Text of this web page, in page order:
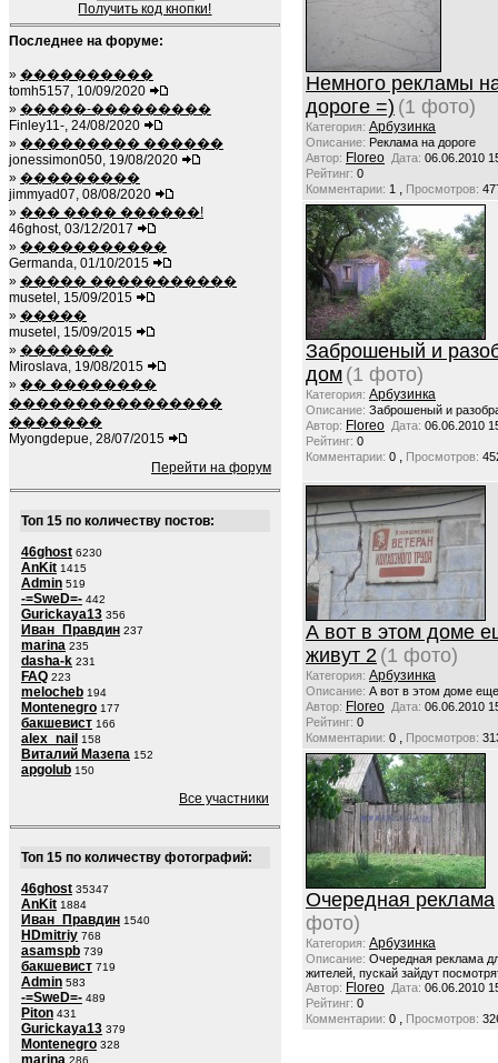
Получить код кнопки!
Последнее на форуме:
» ����������
tomh5157, 10/09/2020
» �����-���������
Finley11-, 24/08/2020
» ��������� ������
jonessimon050, 19/08/2020
» ���������
jimmyad07, 08/08/2020
» ��� ���� ������!
46ghost, 03/12/2017
» �����������
Germanda, 01/10/2015
» ����� �����������
musetel, 15/09/2015
» �����
musetel, 15/09/2015
» �������
Miroslava, 19/08/2015
» �� ��������
����������������
�������
Myongdepue, 28/07/2015
Перейти на форум
Топ 15 по количеству постов:
46ghost 6230
AnKit 1415
Admin 519
-=SweD=- 442
Gurickaya13 356
Иван_Правдин 237
marina 235
dasha-k 231
FAQ 223
melocheb 194
Montenegro 177
бакшевист 166
alex_nail 158
Виталий Мазепа 152
apgolub 150
Все участники
Топ 15 по количеству фотографий:
46ghost 35347
AnKit 1884
Иван_Правдин 1540
HDmitriy 768
asamspb 739
бакшевист 719
Admin 583
-=SweD=- 489
Piton 431
Gurickaya13 379
Montenegro 328
marina 286
Немного рекламы
дороге =) (1 фото)
Категория: Арбузинка
Описание: Реклама на дороге
Автор: Floreo Дата: 06.06.2010
Рейтинг: 0
Комментарии: 1 , Просмотров:
Заброшеный и
дом (1 фото)
Категория: Арбузинка
Описание: Заброшеный и
Автор: Floreo Дата: 06.06.2010
Рейтинг: 0
Комментарии: 0 , Просмотров:
А вот в этом доме
живут 2 (1 фото)
Категория: Арбузинка
Описание: А вот в этом доме
Автор: Floreo Дата: 06.06.2010
Рейтинг: 0
Комментарии: 0 , Просмотров:
Очередная реклама
фото)
Категория: Арбузинка
Описание: Очередная реклама
жителей, пускай зайдут
Автор: Floreo Дата: 06.06.2010
Рейтинг: 0
Комментарии: 0 , Просмотров: